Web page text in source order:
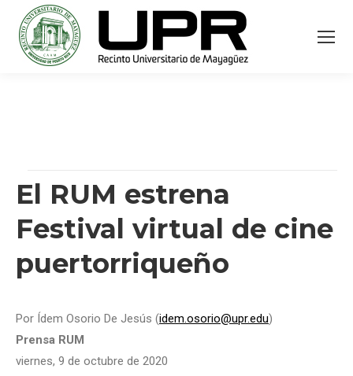
El RUM estrena
Festival virtual de cine
puertorriqueño
Por Ídem Osorio De Jesús (idem.osorio@upr.edu)
Prensa RUM
viernes, 9 de octubre de 2020